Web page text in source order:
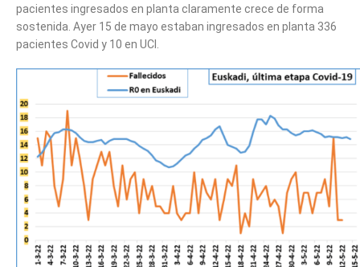
pacientes ingresados en planta claramente crece de forma
sostenida. Ayer 15 de mayo estaban ingresados en planta 336
pacientes Covid y 10 en UCI.